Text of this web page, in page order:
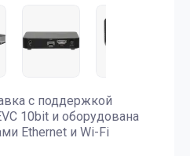
с поддержкой
10bit и оборудована
Ethernet и Wi-Fi